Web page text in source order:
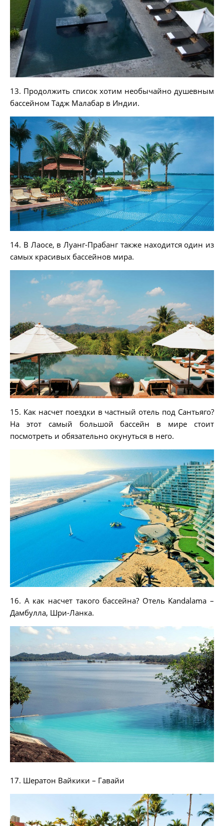
13. Продолжить список хотим необычайно душевным
бассейном Тадж Малабар в Индии.
14. В Лаосе, в Луанг-Прабанг также находится один из
самых красивых бассейнов мира.
15. Как насчет поездки в частный отель под Сантьяго?
На этот самый большой бассейн в мире стоит
посмотреть и обязательно окунуться в него.
16. А как насчет такого бассейна? Отель Kandalama –
Дамбулла, Шри-Ланка.
17. Шератон Вайкики – Гавайи